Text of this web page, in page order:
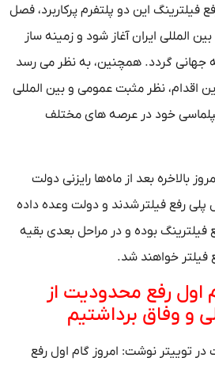
این دو پلتفرم پرکاربرد، فصل
ایران آغاز شود و زمینه‌ ساز
گردد. همچنین، به نظر می‌ رسد
نظر مثبت عمومی و بین‌ المللی
خود در عرصه‌ های مختلف
بعد از ماه‌ها رایزنی دولت
فیلتر شدند و دولت وعده داده
بوده و در مراحل بعدی بقیه
خواهند شد.
رفع محدودیت از
وفاق برداشتیم
نوشت: امروز گام اول رفع